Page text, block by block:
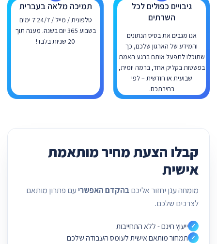
גיבויים כפולים לכל
השרתים
אנו מגבים את בסיס הנתונים
והמידע של הארגון שלכם, כך
שתוכלו לתפעל אותם ברגע האמת
בפשטות בקליק אחד, ברמה יומית,
שבועית או חודשית – לפי
בחירתכם.
תמיכה מלאה בעברית
טלפונית / מייל / 24/7 7 ימים
בשבוע 365 יום בשנה. מענה תוך
20 שניות בלבד!
קבלו הצעת מחיר מותאמת
אישית
מומחה ענן יחזור אליכםבהקדם האפשרי עם פתרון מותאם
לצרכים שלכם.
✓ ייעוץ חינם - ללא התחייבות
✓ תמחור מותאם אישית לעומס העבודה שלכם